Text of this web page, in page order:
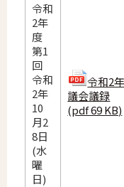
令和
2年
度
第1
回
令和
2年
10
月2
8日
(水
曜
日)
令和2
議会議録
(pdf 69 KB)